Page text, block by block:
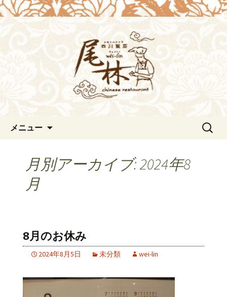
浜松の中華料理[尾林～Wei-
lin（ウェイリン）]からのお知
浜松の中華料理[尾林～Wei-lin（ウェイ
リン）]のブログ。デートや接待にも。
北京ダックも味わえます。
メニュー
検
月別アーカイブ: 2024年8
月
8月のお休み
2024年8月5日 未分類 wei-lin